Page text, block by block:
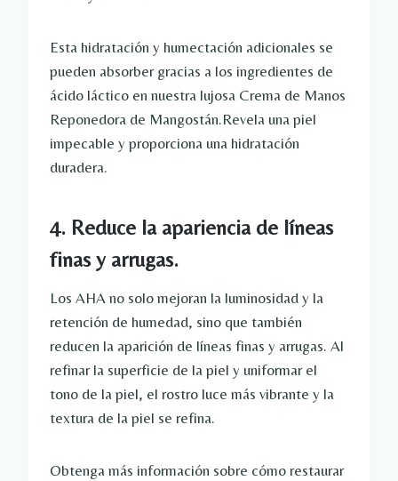
Esta hidratación y humectación adicionales se
pueden absorber gracias a los ingredientes de
ácido láctico en nuestra lujosa Crema de Manos
Reponedora de Mangostán.Revela una piel
impecable y proporciona una hidratación
duradera.
4. Reduce la apariencia de líneas
finas y arrugas.
Los AHA no solo mejoran la luminosidad y la
retención de humedad, sino que también
reducen la aparición de líneas finas y arrugas. Al
refinar la superficie de la piel y uniformar el
tono de la piel, el rostro luce más vibrante y la
textura de la piel se refina.
Obtenga más información sobre cómo restaurar